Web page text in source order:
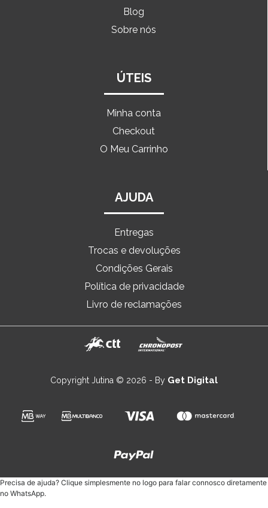
Blog
Sobre nós
ÚTEIS
Minha conta
Checkout
O Meu Carrinho
AJUDA
Entregas
Trocas e devoluções
Condições Gerais
Política de privacidade
Livro de reclamações
Copyright Jutina © 2026 - By Get Digital
Precisa de ajuda? Clique simplesmente no logo para falar connosco diretamente
no WhatsApp.